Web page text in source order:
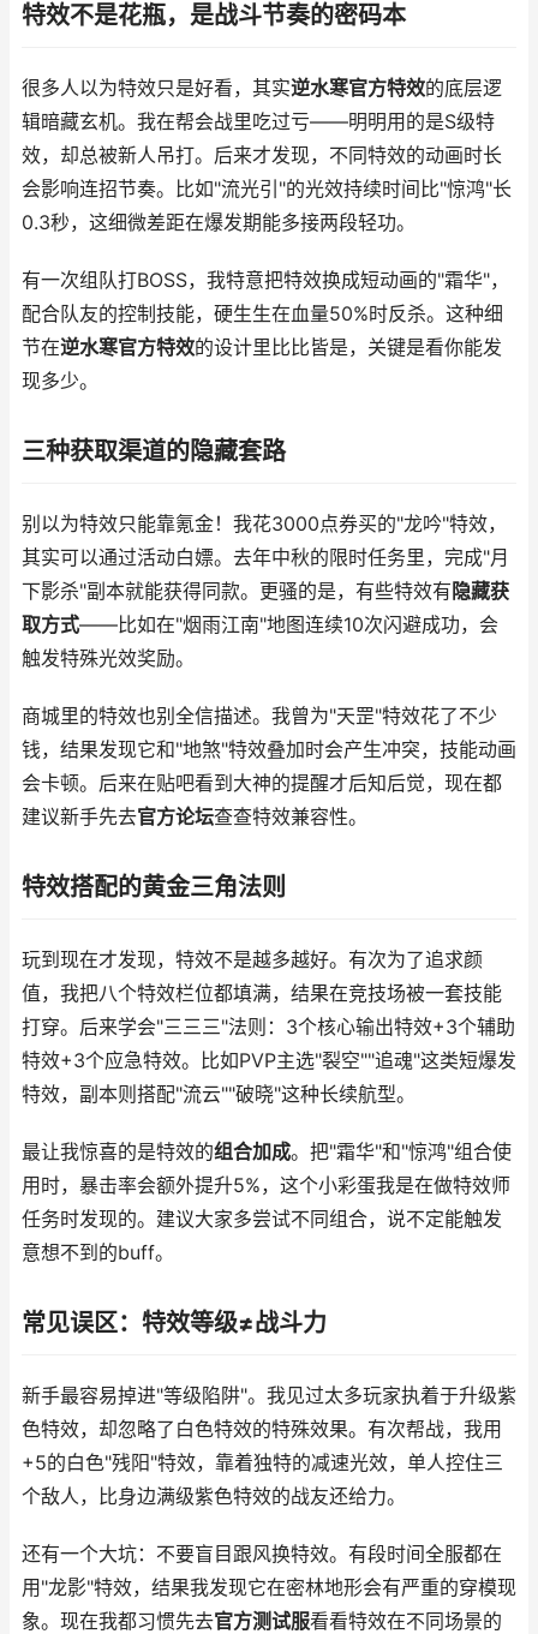
特效不是花瓶，是战斗节奏的密码本
很多人以为特效只是好看，其实逆水寒官方特效的底层逻
辑暗藏玄机。我在帮会战里吃过亏——明明用的是S级特
效，却总被新人吊打。后来才发现，不同特效的动画时长
会影响连招节奏。比如"流光引"的光效持续时间比"惊鸿"长
0.3秒，这细微差距在爆发期能多接两段轻功。
有一次组队打BOSS，我特意把特效换成短动画的"霜华"，
配合队友的控制技能，硬生生在血量50%时反杀。这种细
节在逆水寒官方特效的设计里比比皆是，关键是看你能发
现多少。
三种获取渠道的隐藏套路
别以为特效只能靠氪金！我花3000点券买的"龙吟"特效，
其实可以通过活动白嫖。去年中秋的限时任务里，完成"月
下影杀"副本就能获得同款。更骚的是，有些特效有 隐藏获
取方式——比如在"烟雨江南"地图连续10次闪避成功，会
触发特殊光效奖励。
商城里的特效也别全信描述。我曾为"天罡"特效花了不少
钱，结果发现它和"地煞"特效叠加时会产生冲突，技能动画
会卡顿。后来在贴吧看到大神的提醒才后知后觉，现在都
建议新手先去官方论坛查查特效兼容性。
特效搭配的黄金三角法则
玩到现在才发现，特效不是越多越好。有次为了追求颜
值，我把八个特效栏位都填满，结果在竞技场被一套技能
打穿。后来学会"三三三"法则：3个核心输出特效+3个辅助
特效+3个应急特效。比如PVP主选"裂空""追魂"这类短爆发
特效，副本则搭配"流云""破晓"这种长续航型。
最让我惊喜的是特效的组合加成。把"霜华"和"惊鸿"组合使
用时，暴击率会额外提升5%，这个小彩蛋我是在做特效师
任务时发现的。建议大家多尝试不同组合，说不定能触发
意想不到的buff。
常见误区：特效等级≠战斗力
新手最容易掉进"等级陷阱"。我见过太多玩家执着于升级紫
色特效，却忽略了白色特效的特殊效果。有次帮战，我用
+5的白色"残阳"特效，靠着独特的减速光效，单人控住三
个敌人，比身边满级紫色特效的战友还给力。
还有一个大坑：不要盲目跟风换特效。有段时间全服都在
用"龙影"特效，结果我发现它在密林地形会有严重的穿模现
象。现在我都习惯先去官方测试服看看特效在不同场景的